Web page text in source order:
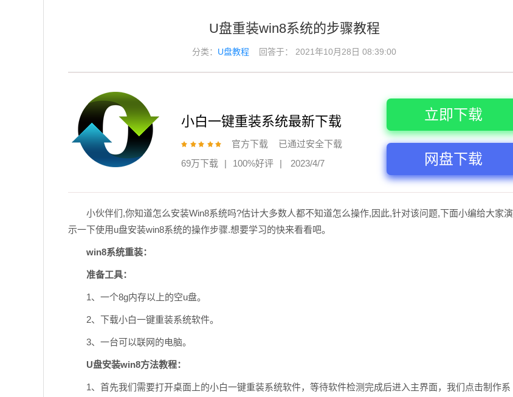
U盘重装win8系统的步骤教程
分类： U盘教程 回答于： 2021年10月28日 08:39:00
小白一键重装系统最新下载
官方下载
已通过安全下载
69万下载
| 100%好评 | 2023/4/7
立即下载
网盘下载
小伙伴们,你知道怎么安装Win8系统吗?估计大多数人都不知道怎么操作,因此,针对该问题,下面小编给大家演
示一下使用u盘安装win8系统的操作步骤.想要学习的快来看看吧。
win8系统重装：
准备工具：
1、一个8g内存以上的空u盘。
2、下载小白一键重装系统软件。
3、一台可以联网的电脑。
U盘安装win8方法教程：
1、首先我们需要打开桌面上的小白一键重装系统软件，等待软件检测完成后进入主界面，我们点击制作系